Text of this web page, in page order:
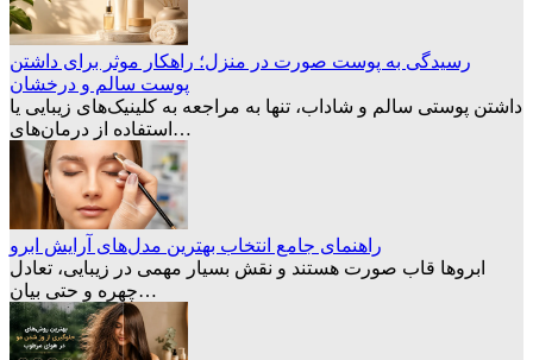
رسیدگی به پوست صورت در منزل؛ راهکار موثر برای داشتن
پوست سالم و درخشان
داشتن پوستی سالم و شاداب، تنها به مراجعه به کلینیک‌های زیبایی یا
استفاده از درمان‌های…
راهنمای جامع انتخاب بهترین مدل‌های آرایش ابرو
ابروها قاب صورت هستند و نقش بسیار مهمی در زیبایی، تعادل
چهره و حتی بیان…